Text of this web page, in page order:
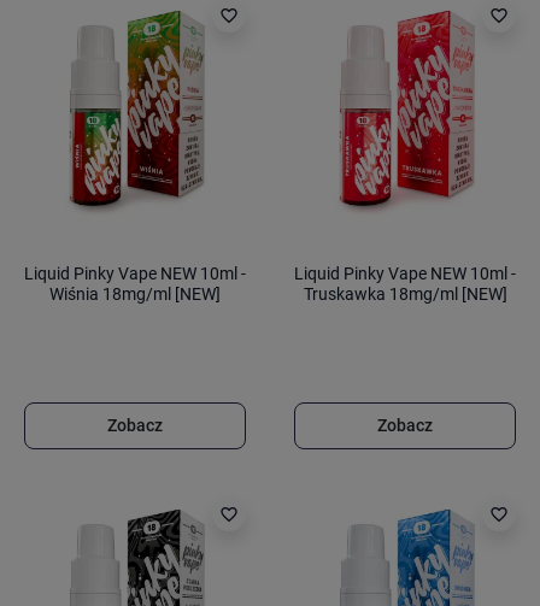
favorite_border
Liquid Pinky Vape NEW 10ml -
Wiśnia 18mg/ml [NEW]
Zobacz
favorite_border
Liquid Pinky Vape NEW 10ml -
Truskawka 18mg/ml [NEW]
Zobacz
favorite_border favorite_border